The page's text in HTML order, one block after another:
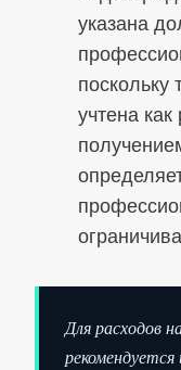
указана
поскольку
учтена
Для расходов